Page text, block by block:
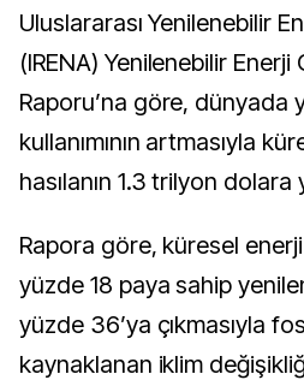
Uluslararası Yenilenebilir
(IRENA) Yenilenebilir Enerji
Raporu’na göre, dünyada
kullanımının artmasıyla
hasılanın 1.3 trilyon
Rapora göre, küresel
yüzde 18 paya sahip
yüzde 36’ya çıkmasıyla
kaynaklanan iklim